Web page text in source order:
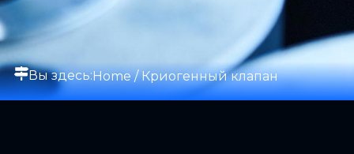
Вы здесь:Home/ Криогенный клапан